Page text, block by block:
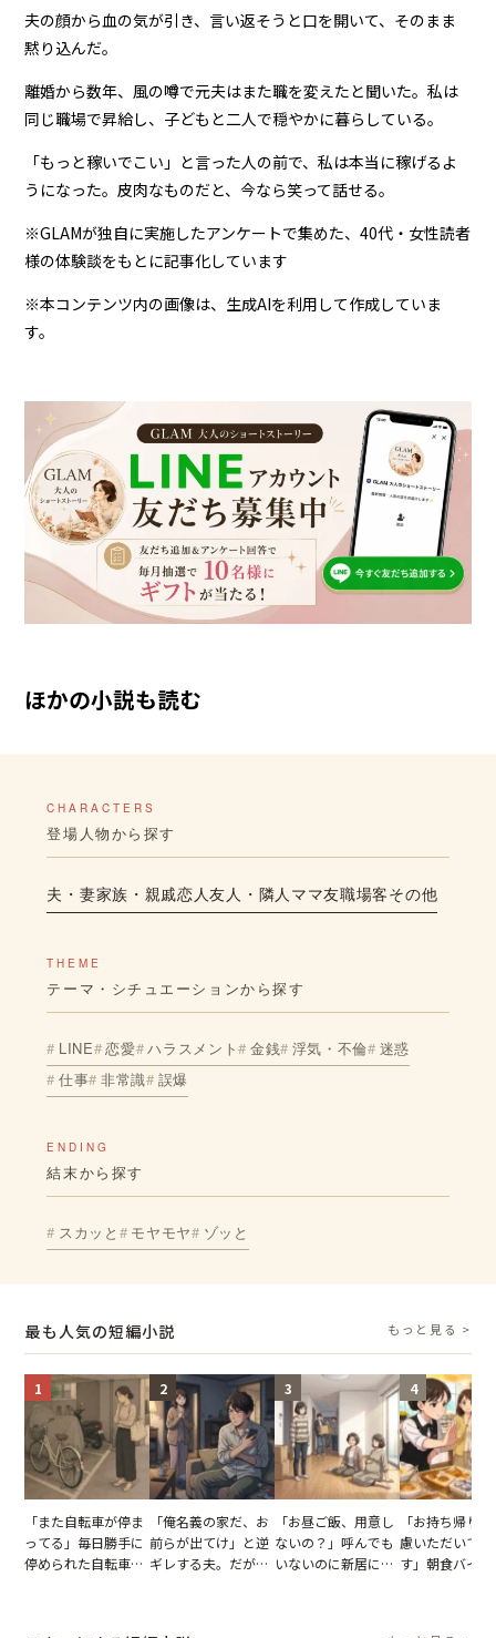
夫の顔から血の気が引き、言い返そうと口を開いて、そのまま
黙り込んだ。
離婚から数年、風の噂で元夫はまた職を変えたと聞いた。私は
同じ職場で昇給し、子どもと二人で穏やかに暮らしている。
「もっと稼いでこい」と言った人の前で、私は本当に稼げるよ
うになった。皮肉なものだと、今なら笑って話せる。
※GLAMが独自に実施したアンケートで集めた、40代・女性読者
様の体験談をもとに記事化しています
※本コンテンツ内の画像は、生成AIを利用して作成していま
す。
ほかの小説も読む
CHARACTERS
登場人物から探す
夫・妻家族・親戚恋人友人・隣人 ママ友職場客その他
THEME
テーマ・シチュエーションから探す
LINE 恋愛 ハラスメント 金銭 浮気・不倫 迷惑
仕事 非常識 誤爆
ENDING
結末から探す
スカッと モヤモヤ ゾッと
最も人気の短編小説 もっと見る >
1
「また自転車が停ま
ってる」毎日勝手に
停められた自転車。
2
「俺名義の家だ、お
前らが出てけ」と逆
ギレする夫。だが、
3
「お昼ご飯、用意し
ないの？」呼んでも
いないのに新居にあ
4
「お持ち帰り
慮いただいて
す」朝食バイ